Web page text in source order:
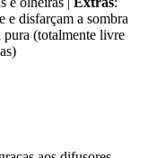
e disfarçam a sombra
pura (totalmente livre